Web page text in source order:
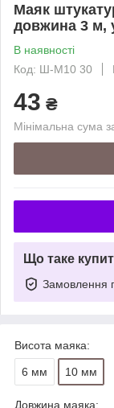
Маяк
довжина 3 м,
В наявності
Код: Ш-М10 30
43 ₴
Мінімальна сума
Що таке
Замовлення
Висота маяка:
6 мм 10 мм
Довжина маяка: